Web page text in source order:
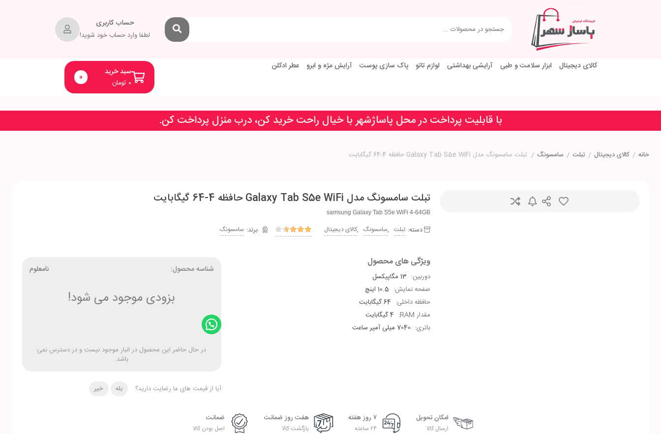
حساب کاربری
لطفا وارد حساب خود شوید!
کالای دیجیتال ابزار سلامت و طبی آرایشی بهداشتی لوازم تاتو پاک سازی پوست آرایش مژه و ابرو عطر ادکلن سبد خرید
تومان ۰ 0
با قابلیت پرداخت در محل پاساژشهر با خیال راحت خرید کن، درب منزل پرداخت کن.
خانه / کالای دیجیتال / تبلت / سامسونگ / تبلت سامسونگ مدل Galaxy Tab S5e WiFi حافظه 4-64 گیگابایت
تبلت سامسونگ مدل Galaxy Tab S5e WiFi حافظه 4-64 گیگابایت
samsung Galaxy Tab S5e WiFi 4-64GB
دسته: تبلت ,سامسونگ ,کالای دیجیتال سامسونگ
ویژگی های محصول
دوربین:
صفحه نمایش:
حافظه داخلی:
مقدار RAM:
باتری:
شناسه محصول: نامعلوم
بزودی موجود می شود!
در حال حاضر این محصول در انبار موجود نیست و در دسترس نمی
باشد.
آیا از قیمت های ما رضایت دارید؟ بله خیر
امکان تحویل
ارسال کالا
۷ روز هفته
۲۴ ساعته
هفت روز ضمانت
بازگشت کالا
ضمانت
اصل بودن کالا